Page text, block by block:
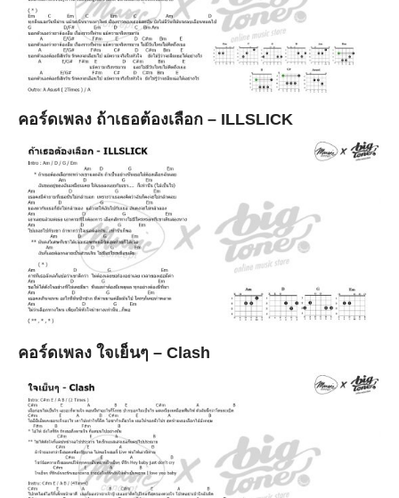
คอร์ดเพลง ถ้าเธอต้องเลือก – ILLSLICK
คอร์ดเพลง ใจเย็นๆ – Clash